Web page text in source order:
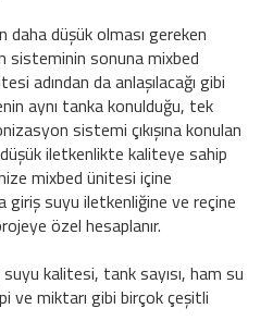
daha düşük olması gereken
sisteminin sonuna mixbed
adından da anlaşılacağı gibi
aynı tanka konulduğu, tek
sistemi çıkışına konulan
iletkenlikte kaliteye sahip
mixbed ünitesi içine
giriş suyu iletkenliğine ve reçine
özel hesaplanır.
kalitesi, tank sayısı, ham su
ve miktarı gibi birçok çeşitli